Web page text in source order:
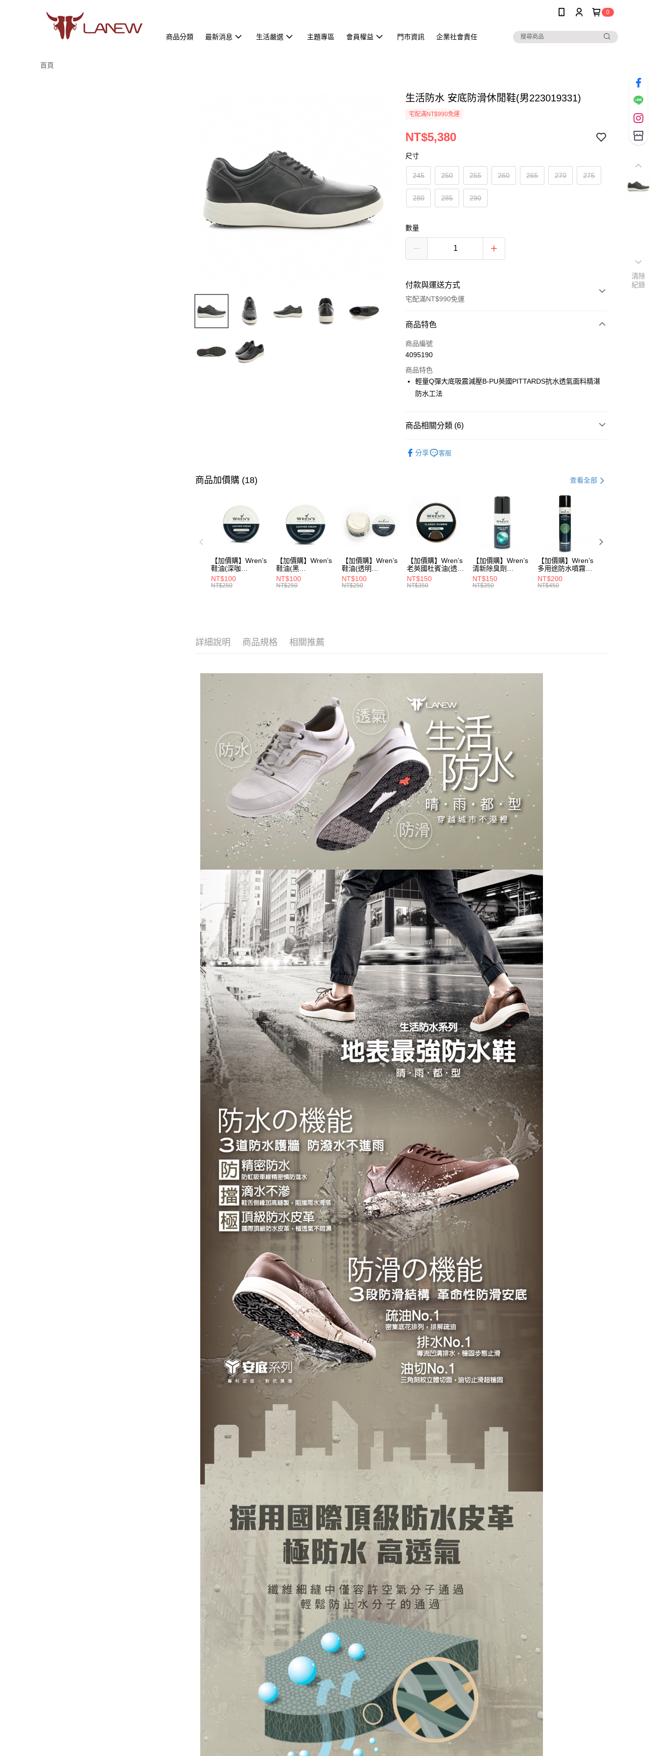
0
商品分類 最新消息 生活嚴選 主題專區 會員權益 門市資訊 企業社會責任
首頁
生活防水 安底防滑休閒鞋(男223019331)
宅配滿NT$990免運
NT$5,380
尺寸
245 250 255 260 265 270 275
280 285 290
數量
付款與運送方式
宅配滿NT$990免運
付款方式
信用卡一次付款
Apple Pay
悠遊付
ATM付款
每筆NT$80，滿NT$990(含以上)免運費
付款後門市自取
每筆NT$80，滿NT$699(含以上)免運費
商品特色
商品編號
4095190
商品特色
輕量Q彈大底吸震減壓B-PU英國PITTARDS抗水透氣面料精湛
防水工法
商品相關分類 (6)
▶ 男士商品 鞋款 ▶
▶ 機能款式 鞋款 ▶
分享 客服
商品加價購 (18) 查看全部
【加價購】Wren’s
鞋油(深咖
289105120)
NT$100
NT$250
【加價購】Wren’s
鞋油(黑
289105130)
NT$100
NT$250
【加價購】Wren’s
鞋油(透明
289105140)
NT$100
NT$250
【加價購】Wren’s
老英國杜賓油(透明
289105440)
NT$150
NT$350
【加價購】Wren’s
清新除臭劑
(289105540)
NT$150
NT$350
【加價購】Wren’s
多用途防水噴霧
(289105640)
NT$200
NT$450
詳細說明 商品規格 相關推薦
清除
紀錄